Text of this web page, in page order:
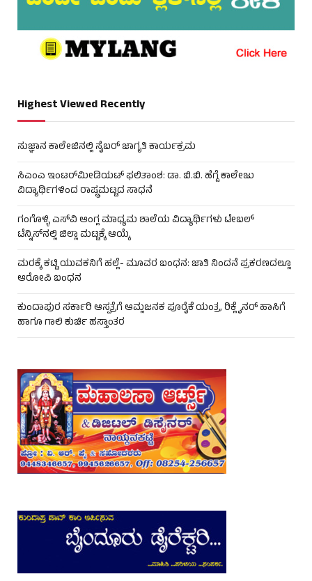
Highest Viewed Recently
ಸುಜ್ಞಾನ ಕಾಲೇಜಿನಲ್ಲಿ ಸೈಬರ್ ಜಾಗೃತಿ ಕಾರ್ಯಕ್ರಮ
ಸಿಎಂಎ ಇಂಟರ್‌ಮೀಡಿಯಟ್ ಫಲಿತಾಂಶ: ಡಾ. ಬಿ.ಬಿ. ಹೆಗ್ಡೆ ಕಾಲೇಜು
ವಿದ್ಯಾರ್ಥಿಗಳಿಂದ ರಾಷ್ಟ್ರಮಟ್ಟದ ಸಾಧನೆ
ಗಂಗೊಳ್ಳಿ ಎಸ್‌ವಿ ಆಂಗ್ಲ ಮಾಧ್ಯಮ ಶಾಲೆಯ ವಿದ್ಯಾರ್ಥಿಗಳು ಟೇಬಲ್‌
ಟೆನ್ನಿಸ್‌ನಲ್ಲಿ ಜಿಲ್ಲಾ ಮಟ್ಟಕ್ಕೆ ಆಯ್ಕೆ
ಮರಕ್ಕೆ ಕಟ್ಟಿ ಯುವಕನಿಗೆ ಹಲ್ಲೆ- ಮೂವರ ಬಂಧನ: ಜಾತಿ ನಿಂದನೆ ಪ್ರಕರಣದಲ್ಲೂ
ಆರೋಪಿ ಬಂಧನ
ಕುಂದಾಪುರ ಸರ್ಕಾರಿ ಆಸ್ಪತ್ರೆಗೆ ಆಮ್ಲಜನಕ ಪೂರೈಕೆ ಯಂತ್ರ, ರಿಕ್ಲೈನರ್ ಹಾಸಿಗೆ
ಹಾಗೂ ಗಾಲಿ ಕುರ್ಚಿ ಹಸ್ತಾಂತರ